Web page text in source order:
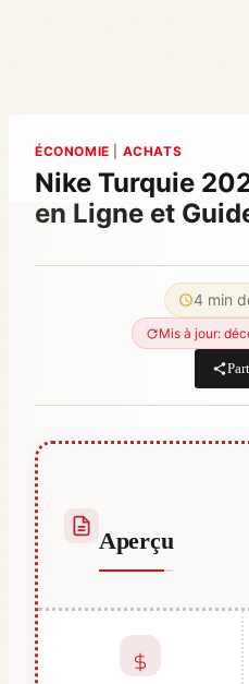
ÉCONOMIE ACHATS
Nike Turquie
en Ligne et
4 min
Mis à jour:
Aperçu